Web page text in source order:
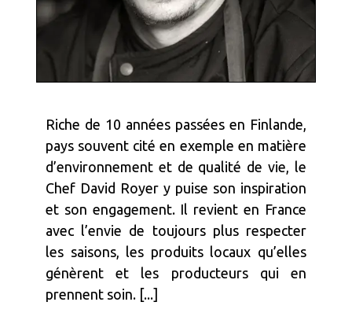
Riche de 10 années passées en Finlande,
pays souvent cité en exemple en matière
d’environnement et de qualité de vie, le
Chef David Royer y puise son inspiration
et son engagement. Il revient en France
avec l’envie de toujours plus respecter
les saisons, les produits locaux qu’elles
génèrent et les producteurs qui en
prennent soin. [...]